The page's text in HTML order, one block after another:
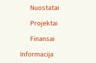
Nuostatai
Projektai
Finansai
Informacija